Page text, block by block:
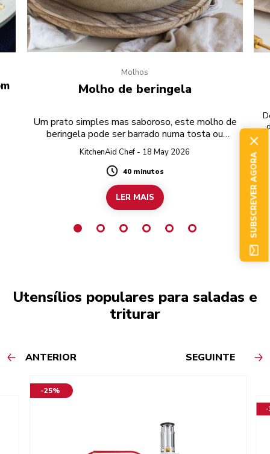
Molhos
Molho de beringela
Um prato simples mas saboroso, este molho de
beringela pode ser barrado numa tosta ou
servido numa festa.
KitchenAid Chef - 18 May 2026
Duration
40 minutos
LER MAIS
Utensílios populares para saladas e
triturar
ANTERIOR SEGUINTE
-25%
-
SUBSCREVER AGORA